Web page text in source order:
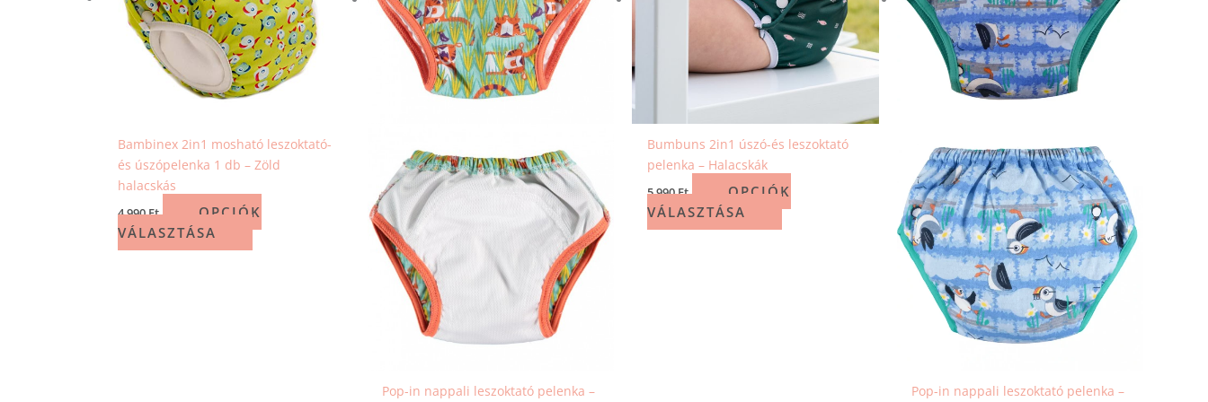
Bambinex 2in1 mosható leszoktató-
és úszópelenka 1 db – Zöld
halacskás
4 990Ft
OPCIÓK
VÁLASZTÁSA
A
változatok
a
termékoldalon
választhatók
Pop-in nappali leszoktató pelenka –
A
változatok
a
termékoldalon
választhatók
Bumbuns 2in1 úszó-és leszoktató
pelenka – Halacskák
5 990Ft
OPCIÓK
VÁLASZTÁSA
A
változatok
a
termékoldalon
választhatók
Pop-in nappali leszoktató pelenka –
A
változatok
a
termékoldalon
választhatók